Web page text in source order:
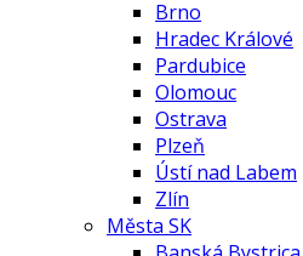
Brno
Hradec Králové
Pardubice
Olomouc
Ostrava
Plzeň
Ústí nad Labem
Zlín
Města SK